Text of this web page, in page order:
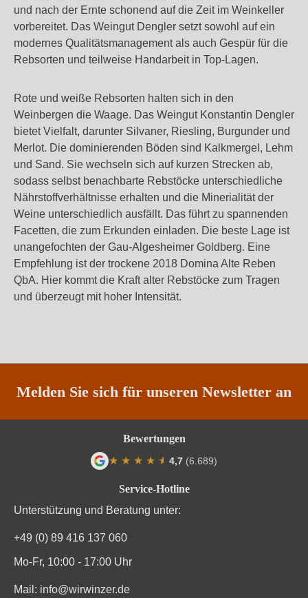
und nach der Ernte schonend auf die Zeit im Weinkeller
vorbereitet. Das Weingut Dengler setzt sowohl auf ein
modernes Qualitätsmanagement als auch Gespür für die
Rebsorten und teilweise Handarbeit in Top-Lagen.
Rote und weiße Rebsorten halten sich in den
Weinbergen die Waage. Das Weingut Konstantin Dengler
bietet Vielfalt, darunter Silvaner, Riesling, Burgunder und
Merlot. Die dominierenden Böden sind Kalkmergel, Lehm
und Sand. Sie wechseln sich auf kurzen Strecken ab,
sodass selbst benachbarte Rebstöcke unterschiedliche
Nährstoffverhältnisse erhalten und die Minerialität der
Weine unterschiedlich ausfällt. Das führt zu spannenden
Facetten, die zum Erkunden einladen. Die beste Lage ist
unangefochten der Gau-Algesheimer Goldberg. Eine
Empfehlung ist der trockene 2018 Domina Alte Reben
QbA. Hier kommt die Kraft alter Rebstöcke zum Tragen
und überzeugt mit hoher Intensität.
Melden Sie sich für unseren Newsletter an
Service-Hotline
Unterstützung und Beratung unter:
+49 (0) 89 416 137 060
Mo-Fr, 10:00 - 17:00 Uhr
Mail: info@wirwinzer.de
Bewertungen
★ ★ ★ ★ ★
★ 4,7 (6.689)